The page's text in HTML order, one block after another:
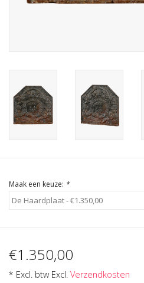
Tevreden Klanten
Login
Maak een keuze: *
€1.350,00
* Excl. btw Excl. Verzendkosten